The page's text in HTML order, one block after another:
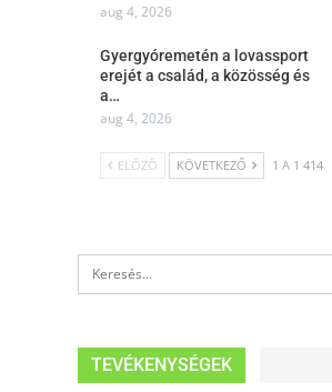
aug 4, 2026
Gyergyóremetén a lovassport
erejét a család, a közösség és
a…
aug 4, 2026
ELŐZŐ KÖVETKEZŐ 1 A 1 414
TEVÉKENYSÉGEK